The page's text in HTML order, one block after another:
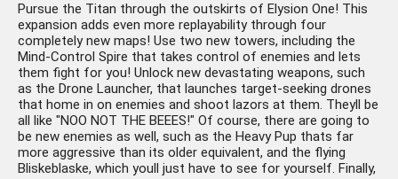
Pursue the Titan through the outskirts of Elysion One! This
expansion adds even more replayability through four
completely new maps! Use two new towers, including the
Mind-Control Spire that takes control of enemies and lets
them fight for you! Unlock new devastating weapons, such
as the Drone Launcher, that launches target-seeking drones
that home in on enemies and shoot lazors at them. Theyll be
all like "NOO NOT THE BEEES!" Of course, there are going to
be new enemies as well, such as the Heavy Pup thats far
more aggressive than its older equivalent, and the flying
Bliskeblaske, which youll just have to see for yourself. Finally,